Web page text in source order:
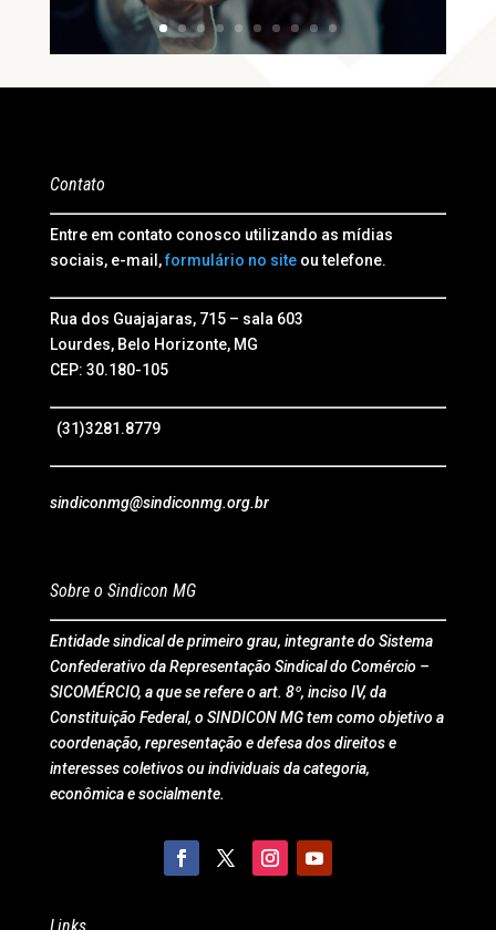
Contato
Entre em contato conosco utilizando as mídias
sociais, e-mail,formulário no siteou telefone.
Rua dos Guajajaras, 715 – sala 603
Lourdes, Belo Horizonte, MG
CEP: 30.180-105
(31)3281.8779
sindiconmg@sindiconmg.org.br
Sobre o Sindicon MG
Entidade sindical de primeiro grau, integrante do Sistema
Confederativo da Representação Sindical do Comércio –
SICOMÉRCIO, a que se refere o art. 8º, inciso IV, da
Constituição Federal, o SINDICON MG tem como objetivo a
coordenação, representação e defesa dos direitos e
interesses coletivos ou individuais da categoria,
econômica e socialmente.